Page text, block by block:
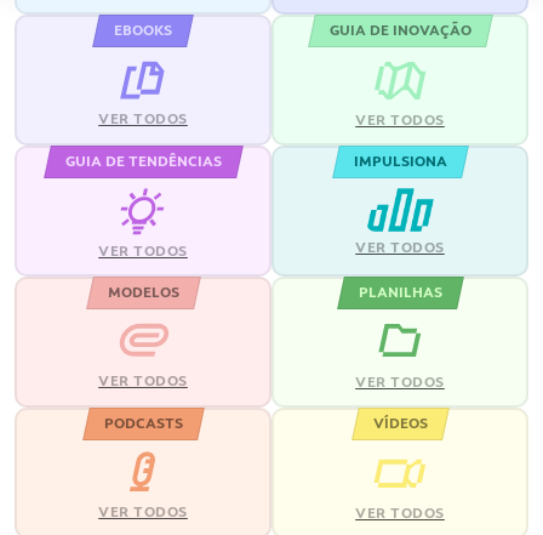
EBOOKS
VER TODOS
GUIA DE INOVAÇÃO
VER TODOS
GUIA DE TENDÊNCIAS
VER TODOS
IMPULSIONA
VER TODOS
MODELOS
VER TODOS
PLANILHAS
VER TODOS
PODCASTS
VER TODOS
VÍDEOS
VER TODOS